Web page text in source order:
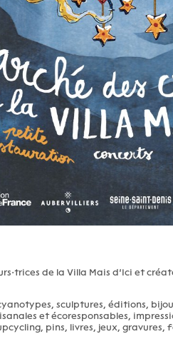
de la Villa Mais d’Ici et
sculptures, éditions,
et écoresponsables,
pins, livres, jeux,